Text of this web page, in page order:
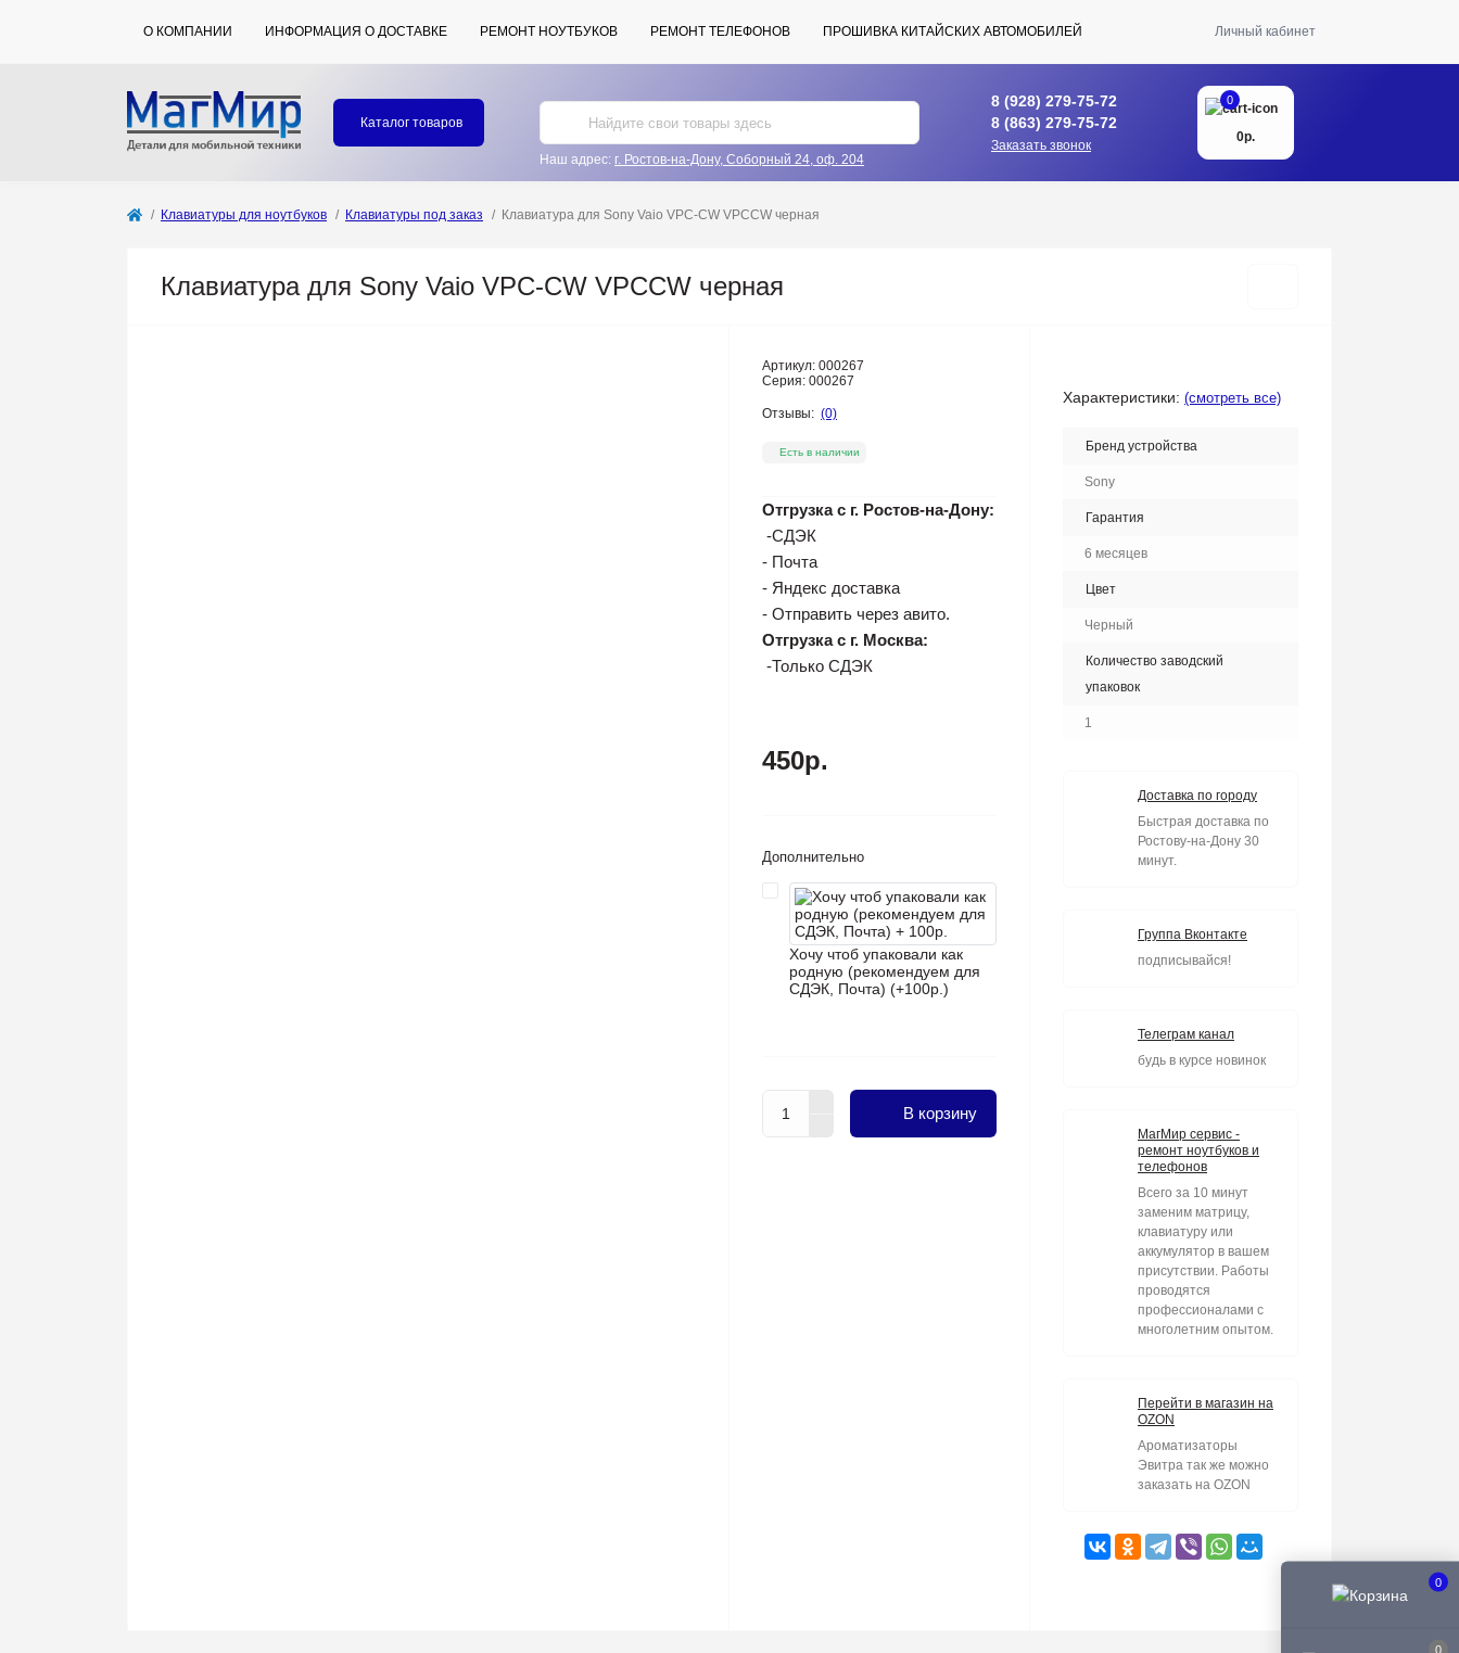
0
0
О КОМПАНИИ ИНФОРМАЦИЯ О ДОСТАВКЕ РЕМОНТ НОУТБУКОВ РЕМОНТ ТЕЛЕФОНОВ ПРОШИВКА КИТАЙСКИХ АВТОМОБИЛЕЙ Личный кабинет
Каталог товаров
Наш адрес: г. Ростов-на-Дону, Соборный 24, оф. 204
8 (928) 279-75-72
8 (863) 279-75-72
Заказать звонок
0
0р.
Клавиатуры для ноутбуков Клавиатуры под заказ Клавиатура для Sony Vaio VPC-CW VPCCW черная
Клавиатура для Sony Vaio VPC-CW VPCCW черная
Артикул: 000267
Серия: 000267
Отзывы: (0)
Есть в наличии
Отгрузка с г. Ростов-на-Дону:
-СДЭК
- Почта
- Яндекс доставка
- Отправить через авито.
Отгрузка с г. Москва:
-Только СДЭК
450р.
Дополнительно
Хочу чтоб упаковали как
родную (рекомендуем для
СДЭК, Почта) (+100р.)
В корзину
Характеристики: (смотреть все)
Бренд устройства
Sony
Гарантия
6 месяцев
Цвет
Черный
Количество заводский
упаковок
1
Доставка по городу
Быстрая доставка по
Ростову-на-Дону 30
минут.
Группа Вконтакте
подписывайся!
Телеграм канал
будь в курсе новинок
МагМир сервис -
ремонт ноутбуков и
телефонов
Всего за 10 минут
заменим матрицу,
клавиатуру или
аккумулятор в вашем
присутствии. Работы
проводятся
профессионалами с
многолетним опытом.
Перейти в магазин на
OZON
Ароматизаторы
Эвитра так же можно
заказать на OZON